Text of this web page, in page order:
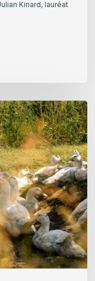
Kinard, lauréat